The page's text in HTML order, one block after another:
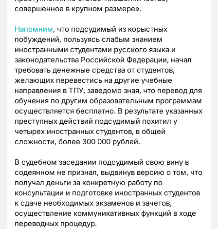
совершенное в крупном размере».
Напомним, что подсудимый из корыстных
побуждений, пользуясь слабым знанием
иностранными студентами русского языка и
законодательства Российской Федерации, начал
требовать денежные средства от студентов,
желающих перевестись на другие учебные
направления в ТПУ, заведомо зная, что перевод для
обучения по другим образовательным программам
осуществляется бесплатно. В результате указанных
преступных действий подсудимый похитил у
четырех иностранных студентов, в общей
сложности, более 300 000 рублей.
В судебном заседании подсудимый свою вину в
содеянном не признал, выдвинув версию о том, что
получал деньги за конкретную работу по
консультации и подготовке иностранных студентов
к сдаче необходимых экзаменов и зачетов,
осуществление коммуникативных функций в ходе
переводных процедур.